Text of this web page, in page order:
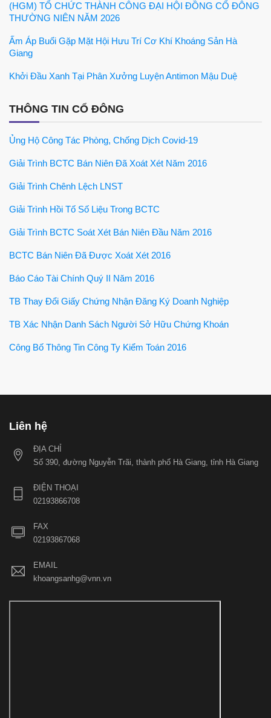
(HGM) TỔ CHỨC THÀNH CÔNG ĐẠI HỘI ĐỒNG CỔ ĐÔNG
THƯỜNG NIÊN NĂM 2026
Ấm Áp Buổi Gặp Mặt Hội Hưu Trí Cơ Khí Khoáng Sản Hà
Giang
Khởi Đầu Xanh Tại Phân Xưởng Luyện Antimon Mậu Duệ
THÔNG TIN CỔ ĐÔNG
Ủng Hộ Công Tác Phòng, Chống Dịch Covid-19
Giải Trình BCTC Bán Niên Đã Xoát Xét Năm 2016
Giải Trình Chênh Lệch LNST
Giải Trình Hồi Tố Số Liệu Trong BCTC
Giải Trình BCTC Soát Xét Bán Niên Đầu Năm 2016
BCTC Bán Niên Đã Được Xoát Xét 2016
Báo Cáo Tài Chính Quý II Năm 2016
TB Thay Đổi Giấy Chứng Nhận Đăng Ký Doanh Nghiệp
TB Xác Nhận Danh Sách Người Sở Hữu Chứng Khoán
Công Bố Thông Tin Công Ty Kiểm Toán 2016
Liên hệ
ĐỊA CHỈ
Số 390, đường Nguyễn Trãi, thành phố Hà Giang, tỉnh Hà Giang
ĐIỆN THOẠI
02193866708
FAX
02193867068
EMAIL
khoangsanhg@vnn.vn